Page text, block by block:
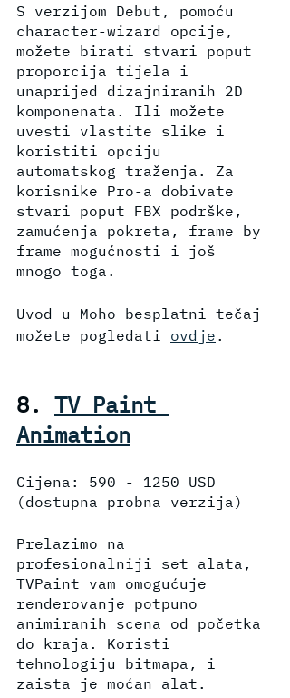
S verzijom Debut, pomoću
character-wizard opcije,
možete birati stvari poput
proporcija tijela i
unaprijed dizajniranih 2D
komponenata. Ili možete
uvesti vlastite slike i
koristiti opciju
automatskog traženja. Za
korisnike Pro-a dobivate
stvari poput FBX podrške,
zamućenja pokreta, frame by
frame mogućnosti i još
mnogo toga.
Uvod u Moho besplatni tečaj
možete pogledati ovdje .
8. TV Paint
Animation
Cijena: 590 - 1250 USD
(dostupna probna verzija)
Prelazimo na
profesionalniji set alata,
TVPaint vam omogućuje
renderovanje potpuno
animiranih scena od početka
do kraja. Koristi
tehnologiju bitmapa, i
zaista je moćan alat.